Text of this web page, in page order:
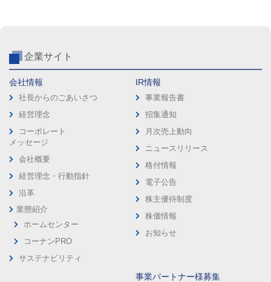
企業サイト
会社情報
社長からのごあいさつ
経営理念
コーポレート
メッセージ
会社概要
経営理念・行動指針
沿革
業態紹介
ホームセンター
コーナンPRO
サステナビリティ
IR情報
事業報告書
招集通知
月次売上動向
ニュースリリース
格付情報
電子公告
株主優待制度
株価情報
お知らせ
事業パートナー様募集